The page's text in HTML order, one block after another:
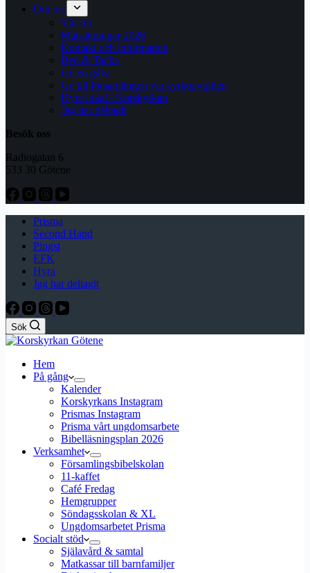
Om oss
Vår tro
Målsättningar 2026
Kontakt och information
Bed & Tacka
Ge en gåva
Ge till församlingen via kyrkoavgiften
Hyra lokal i Korskyrkan
Jag har deltagit
Besök oss
Radiogatan 6
533 30 Götene
Prisma
Second Hand
Pingst
EFK
Hyra
Jag har deltagit
Sök
Hem
På gång
Kalender
Korskyrkans Instagram
Prismas Instagram
Prisma vårt ungdomsarbete
Bibelläsningsplan 2026
Verksamhet
Församlingsbibelskolan
11-kaffet
Café Fredag
Hemgrupper
Söndagsskolan & XL
Ungdomsarbetet Prisma
Socialt stöd
Själavård & samtal
Matkassar till barnfamiljer